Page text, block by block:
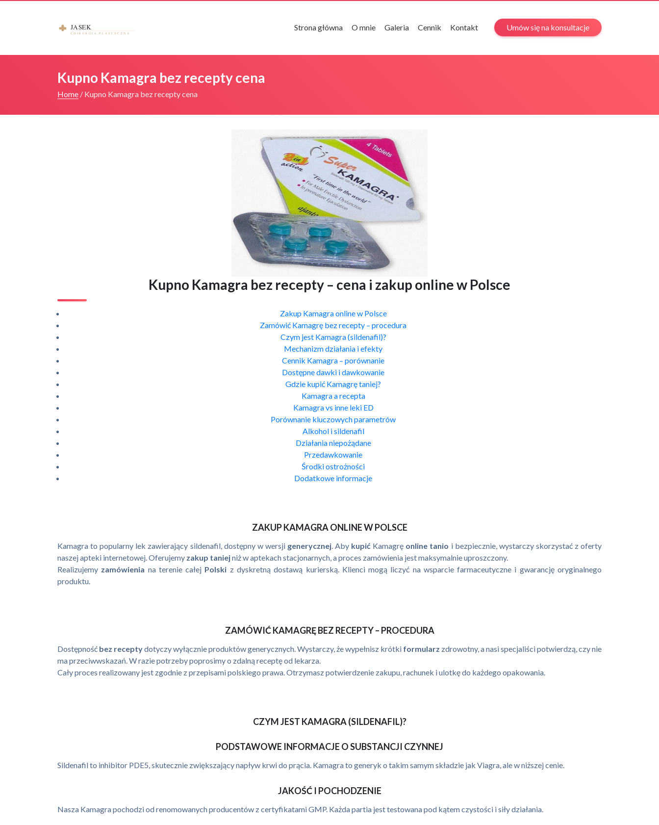
Strona główna O mnie Galeria Cennik Kontakt Umów się na konsultacje
Kupno Kamagra bez recepty cena
Home / Kupno Kamagra bez recepty cena
Kupno Kamagra bez recepty – cena i zakup online w Polsce
Zakup Kamagra online w Polsce
Zamówić Kamagrę bez recepty – procedura
Czym jest Kamagra (sildenafil)?
Mechanizm działania i efekty
Cennik Kamagra – porównanie
Dostępne dawki i dawkowanie
Gdzie kupić Kamagrę taniej?
Kamagra a recepta
Kamagra vs inne leki ED
Porównanie kluczowych parametrów
Alkohol i sildenafil
Działania niepożądane
Przedawkowanie
Środki ostrożności
Dodatkowe informacje
ZAKUP KAMAGRA ONLINE W POLSCE
Kamagra to popularny lek zawierający sildenafil, dostępny w wersji generycznej. Aby kupić Kamagrę online tanio i bezpiecznie, wystarczy skorzystać z oferty
naszej apteki internetowej. Oferujemy zakup taniejniż w aptekach stacjonarnych, a proces zamówienia jest maksymalnie uproszczony.
Realizujemy zamówienia na terenie całej Polski z dyskretną dostawą kurierską. Klienci mogą liczyć na wsparcie farmaceutyczne i gwarancję oryginalnego
produktu.
ZAMÓWIĆ KAMAGRĘ BEZ RECEPTY – PROCEDURA
Dostępność bez receptydotyczy wyłącznie produktów generycznych. Wystarczy, że wypełnisz krótki formularz zdrowotny, a nasi specjaliści potwierdzą, czy nie
ma przeciwwskazań. W razie potrzeby poprosimy o zdalną receptę od lekarza.
Cały proces realizowany jest zgodnie z przepisami polskiego prawa. Otrzymasz potwierdzenie zakupu, rachunek i ulotkę do każdego opakowania.
CZYM JEST KAMAGRA (SILDENAFIL)?
PODSTAWOWE INFORMACJE O SUBSTANCJI CZYNNEJ
Sildenafil to inhibitor PDE5, skutecznie zwiększający napływ krwi do prącia. Kamagra to generyk o takim samym składzie jak Viagra, ale w niższej cenie.
JAKOŚĆ I POCHODZENIE
Nasza Kamagra pochodzi od renomowanych producentów z certyfikatami GMP. Każda partia jest testowana pod kątem czystości i siły działania.